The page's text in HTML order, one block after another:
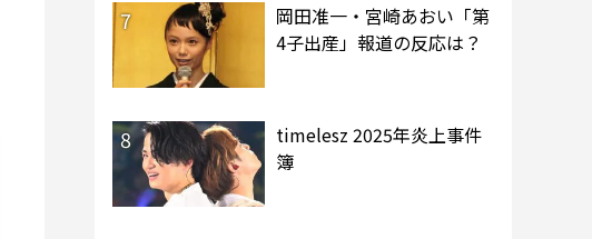
7
岡田准一・宮崎あおい「第
4子出産」報道の反応は？
8
timelesz 2025年炎上事件
簿